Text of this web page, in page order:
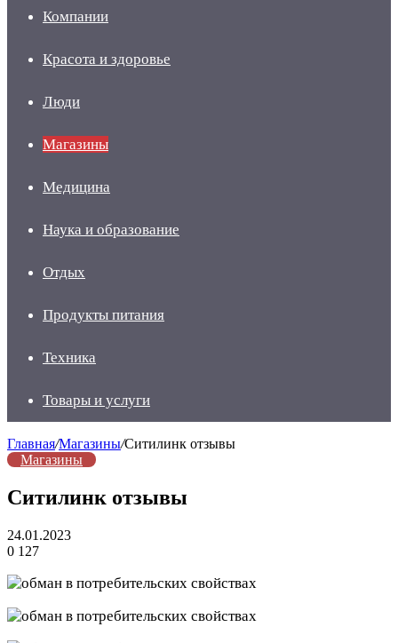
Компании
Красота и здоровье
Люди
Магазины
Медицина
Наука и образование
Отдых
Продукты питания
Техника
Товары и услуги
Главная/Магазины/Ситилинк отзывы
Магазины
Ситилинк отзывы
24.01.2023
0 127